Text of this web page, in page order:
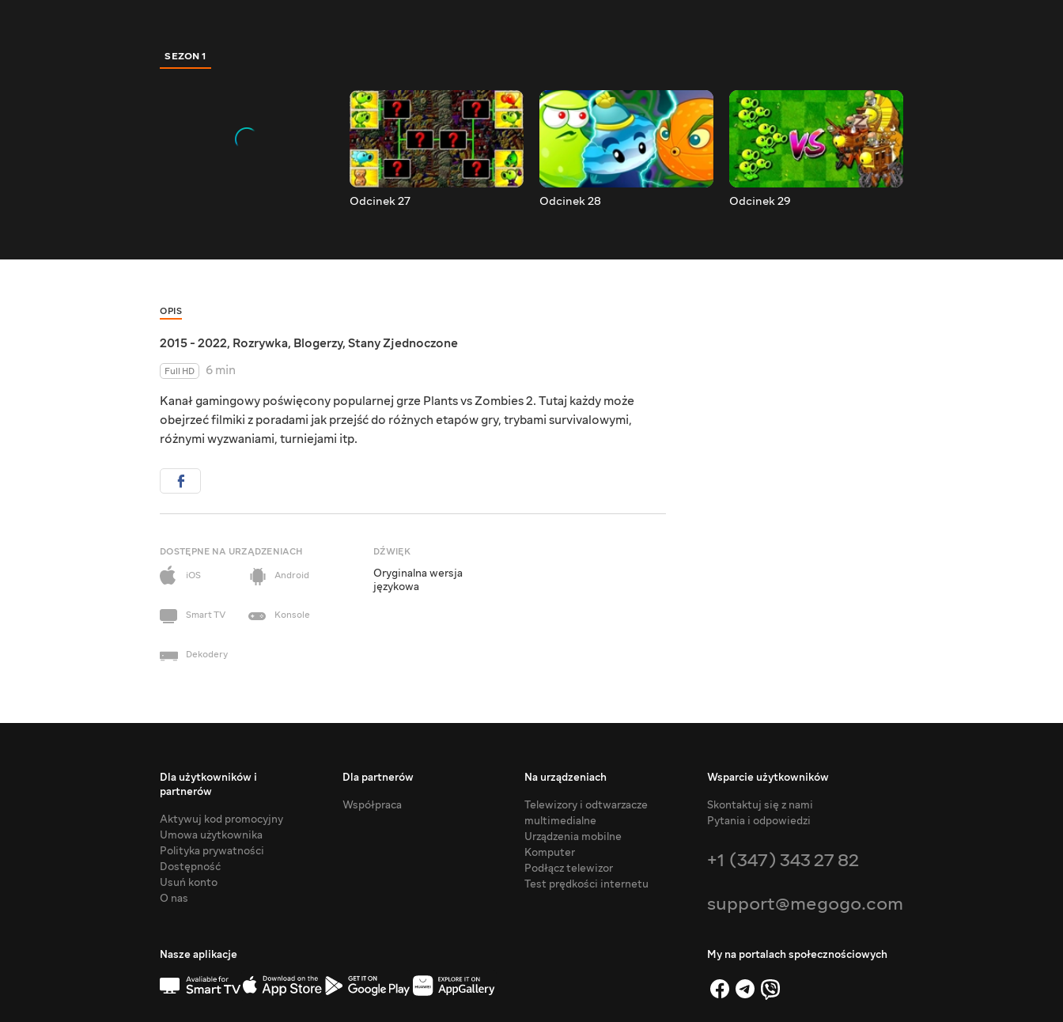
SEZON 1
Odcinek 27 Odcinek 28 Odcinek 29
OPIS
2015 - 2022, Rozrywka, Blogerzy, Stany Zjednoczone
Full HD
6 min
Kanał gamingowy poświęcony popularnej grze Plants vs Zombies 2. Tutaj każdy może
obejrzeć filmiki z poradami jak przejść do różnych etapów gry, trybami survivalowymi,
różnymi wyzwaniami, turniejami itp.
DOSTĘPNE NA URZĄDZENIACH
iOS
Android
Smart TV Konsole
Dekodery
DŹWIĘK
Oryginalna wersja
językowa
Dla użytkowników i
partnerów
Aktywuj kod promocyjny
Umowa użytkownika
Polityka prywatności
Dostępność
Usuń konto
O nas
Dla partnerów
Współpraca
Na urządzeniach
Telewizory i odtwarzacze
multimedialne
Urządzenia mobilne
Komputer
Podłącz telewizor
Test prędkości internetu
Wsparcie użytkowników
Skontaktuj się z nami
Pytania i odpowiedzi
+1 (347) 343 27 82
support@megogo.com
Nasze aplikacje My na portalach społecznościowych